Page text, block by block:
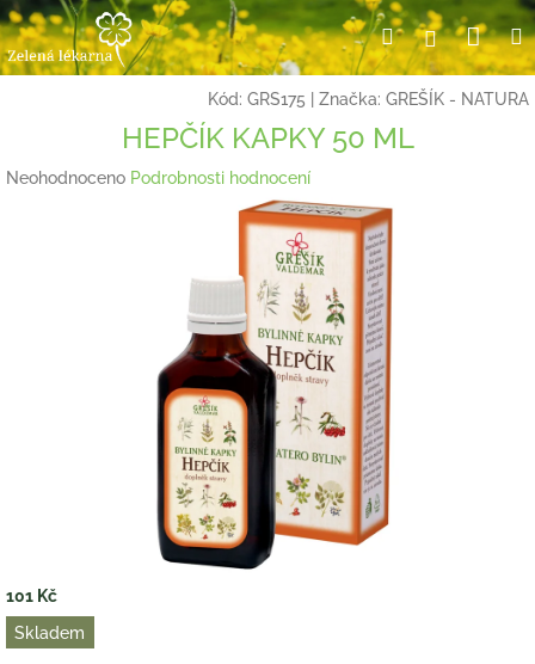
Přejít
na
obsah
HledatPřihlášení
Kód: GRS175 Značka: GREŠÍK - NATURA
HEPČÍK KAPKY 50 ML
Průměrné
Neohodnoceno Podrobnosti hodnocení
101 Kč
Měrná
cena:
Skladem